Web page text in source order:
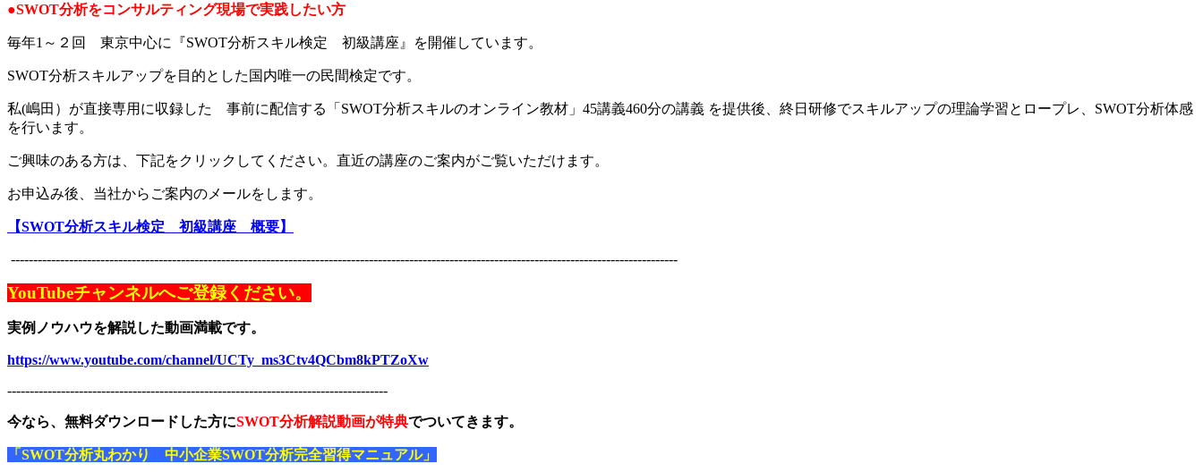
●SWOT分析をコンサルティング現場で実践したい方
毎年1～２回 東京中心に『SWOT分析スキル検定 初級講座』を開催しています。
SWOT分析スキルアップを目的とした国内唯一の民間検定です。
私(嶋田）が直接専用に収録した 事前に配信する「SWOT分析スキルのオンライン教材」45講義460分の講義 を提供後、終日研修でスキルアップの理論学習とロープレ、SWOT分析体感
を行います。
ご興味のある方は、下記をクリックしてください。直近の講座のご案内がご覧いただけます。
お申込み後、当社からご案内のメールをします。
【SWOT分析スキル検定 初級講座 概要】
-----------------------------------------------------------------------------------------------------------------------------------------------------
YouTubeチャンネルへご登録ください。
実例ノウハウを解説した動画満載です。
https://www.youtube.com/channel/UCTy_ms3Ctv4QCbm8kPTZoXw
-------------------------------------------------------------------------------------
今なら、無料ダウンロードした方にSWOT分析解説動画が特典でついてきます。
「SWOT分析丸わかり 中小企業SWOT分析完全習得マニュアル」